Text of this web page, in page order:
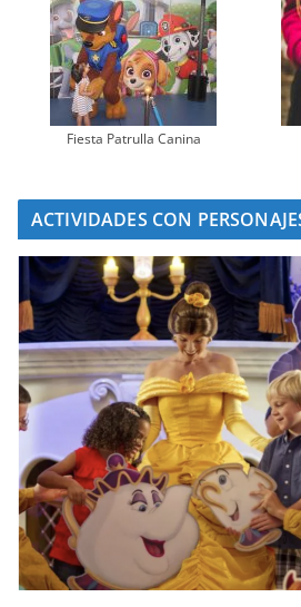
Fiesta Patrulla Canina
ACTIVIDADES CON